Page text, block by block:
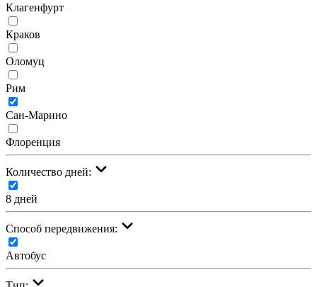
Клагенфурт
Краков
Оломуц
Рим
Сан-Марино
Флоренция
Количество дней:
8 дней
Cпособ передвижения:
Автобус